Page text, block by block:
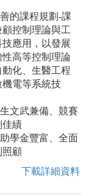
的課程規劃-課
顧控制理論與工
技應用，以發展
性高等控制理論
動化、生醫工程
機電等系統技
文武兼備、競賽
佳績
學金豐富、全面
照顧
下載詳細資料